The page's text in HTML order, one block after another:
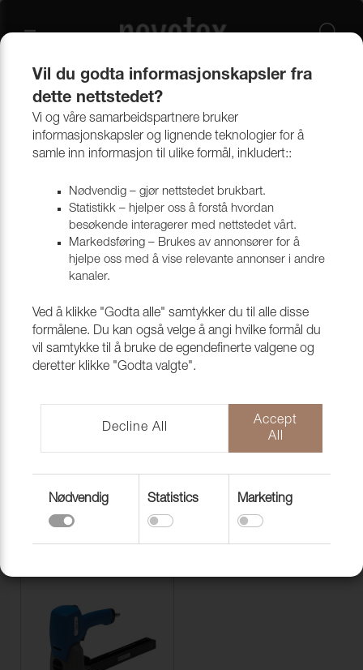
Produkter Verktøy og tillbehør
Stiftepistoler, stifter og spiker
NUBB OG SPIKER PYNTESPIKERPISTOL
PYNTESPIKER STIFTER/KLAMMER
Vil du godta informasjonskapsler fra
dette nettstedet?
Vi og våre samarbeidspartnere bruker
informasjonskapsler og lignende teknologier for å
samle inn informasjon til ulike formål, inkludert::
Nødvendig – gjør nettstedet brukbart.
Statistikk – hjelper oss å forstå hvordan
besøkende interagerer med nettstedet vårt.
Markedsføring – Brukes av annonsører for å
hjelpe oss med å vise relevante annonser i andre
kanaler.
Ved å klikke "Godta alle" samtykker du til alle disse
formålene. Du kan også velge å angi hvilke formål du
vil samtykke til å bruke de egendefinerte valgene og
deretter klikke "Godta valgte".
Decline All
Accept
All
Nødvendig Statistics Marketing